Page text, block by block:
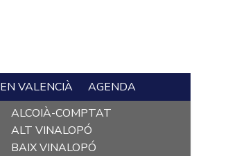
EN VALENCIÀ AGENDA
L´ALACANTÍ
ALCOIÀ-COMPTAT
ALT VINALOPÓ
BAIX VINALOPÓ